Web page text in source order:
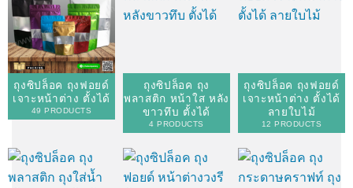
ถุงซิปล็อค ถุงฟอยด์
เจาะหน้าต่าง ตั้งได้
49 PRODUCTS
ถุงซิปล็อค ถุง
พลาสติก หน้าใส หลัง
ขาวทึบ ตั้งได้
4 PRODUCTS
ถุงซิปล็อค ถุงฟอยด์
เจาะหน้าต่าง ตั้งได้
ลายใบไม้
12 PRODUCTS